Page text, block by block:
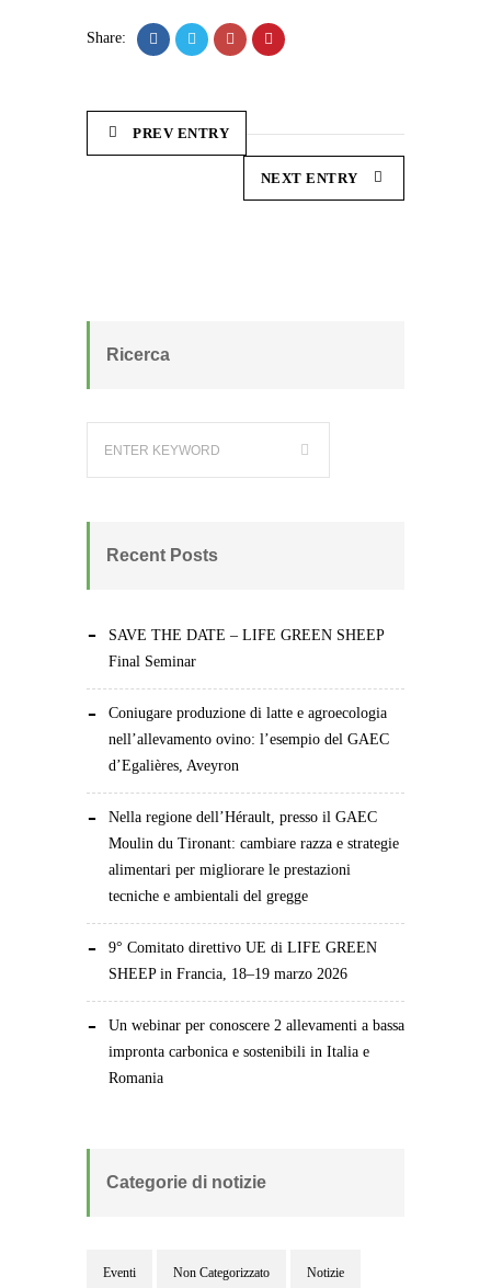
Share:
PREV ENTRY
NEXT ENTRY
Ricerca
Recent Posts
SAVE THE DATE – LIFE GREEN SHEEP
Final Seminar
Coniugare produzione di latte e agroecologia
nell’allevamento ovino: l’esempio del GAEC
d’Egalières, Aveyron
Nella regione dell’Hérault, presso il GAEC
Moulin du Tironant: cambiare razza e strategie
alimentari per migliorare le prestazioni
tecniche e ambientali del gregge
9° Comitato direttivo UE di LIFE GREEN
SHEEP in Francia, 18–19 marzo 2026
Un webinar per conoscere 2 allevamenti a bassa
impronta carbonica e sostenibili in Italia e
Romania
Categorie di notizie
Eventi Non Categorizzato Notizie